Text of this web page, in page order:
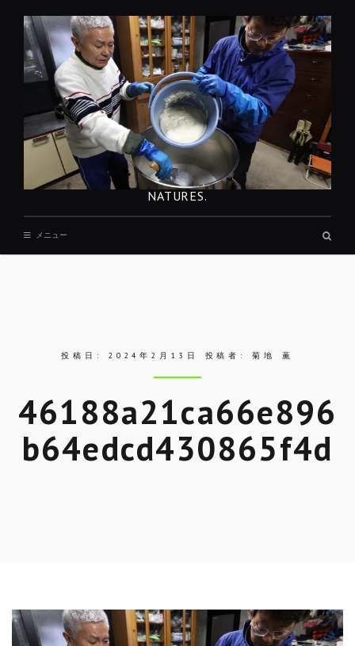
NATURES.
メニュー
ボ
投稿日: 2024年2月13日 投稿者:菊地 薫
46188a21ca66e896
b64edcd430865f4d